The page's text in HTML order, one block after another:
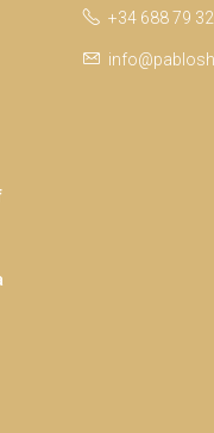
+34 688 79